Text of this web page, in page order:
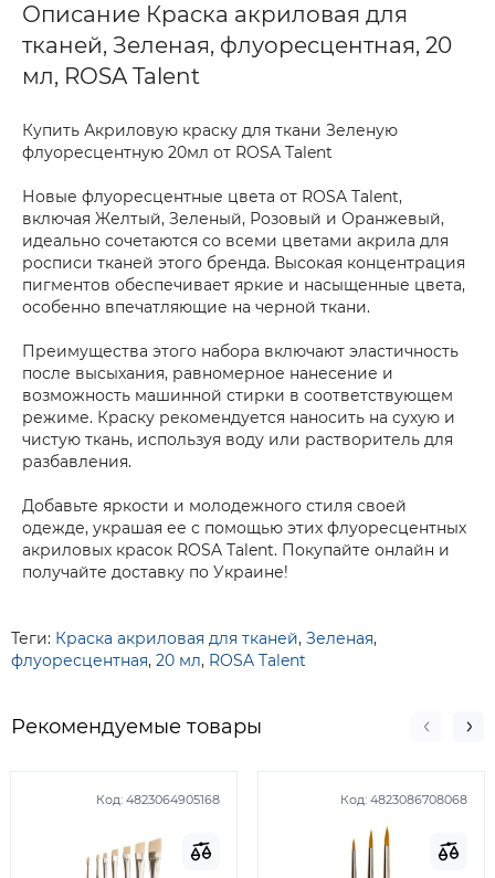
Описание Краска акриловая для
тканей, Зеленая, флуоресцентная, 20
мл, ROSA Talent
Купить Акриловую краску для ткани Зеленую
флуоресцентную 20мл от ROSA Talent
Новые флуоресцентные цвета от ROSA Talent,
включая Желтый, Зеленый, Розовый и Оранжевый,
идеально сочетаются со всеми цветами акрила для
росписи тканей этого бренда. Высокая концентрация
пигментов обеспечивает яркие и насыщенные цвета,
особенно впечатляющие на черной ткани.
Преимущества этого набора включают эластичность
после высыхания, равномерное нанесение и
возможность машинной стирки в соответствующем
режиме. Краску рекомендуется наносить на сухую и
чистую ткань, используя воду или растворитель для
разбавления.
Добавьте яркости и молодежного стиля своей
одежде, украшая ее с помощью этих флуоресцентных
акриловых красок ROSA Talent. Покупайте онлайн и
получайте доставку по Украине!
Теги: Краска акриловая для тканей, Зеленая,
флуоресцентная, 20 мл, ROSA Talent
Рекомендуемые товары
Код: 4823064905168 Код: 4823086708068